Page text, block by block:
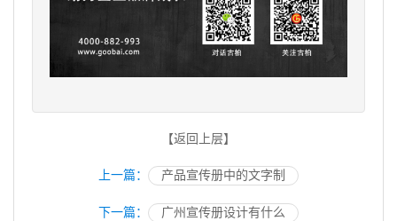
【返回上层】
上一篇： 产品宣传册中的文字制
下一篇： 广州宣传册设计有什么